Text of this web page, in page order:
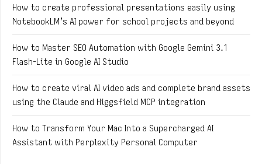
How to create professional presentations easily using
NotebookLM’s AI power for school projects and beyond
How to Master SEO Automation with Google Gemini 3.1
Flash-Lite in Google AI Studio
How to create viral AI video ads and complete brand assets
using the Claude and Higgsfield MCP integration
How to Transform Your Mac Into a Supercharged AI
Assistant with Perplexity Personal Computer